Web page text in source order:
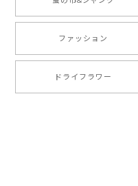
ファッション
ドライフラワー